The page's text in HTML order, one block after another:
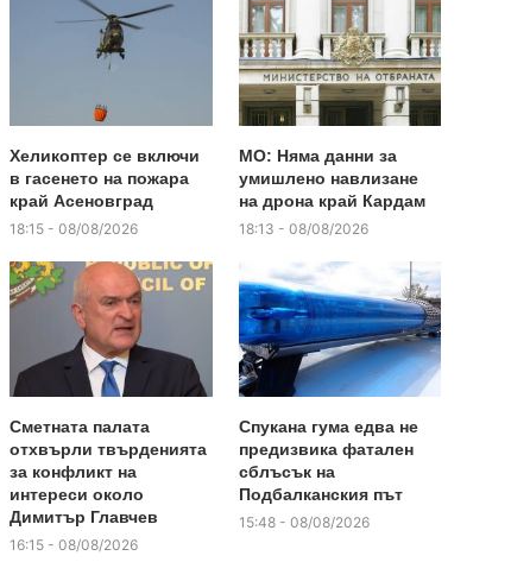
Хеликоптер се включи
в гасенето на пожара
край Асеновград
18:15 - 08/08/2026
МО: Няма данни за
умишлено навлизане
на дрона край Кардам
18:13 - 08/08/2026
Сметната палата
отхвърли твърденията
за конфликт на
интереси около
Димитър Главчев
16:15 - 08/08/2026
Спукана гума едва не
предизвика фатален
сблъсък на
Подбалканския път
15:48 - 08/08/2026